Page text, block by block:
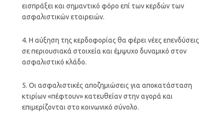
εισπράξει και σημαντικό φόρο επί των κερδών των
ασφαλιστικών εταιρειών.
4. Η αύξηση της κερδοφορίας θα φέρει νέες επενδύσεις
σε περιουσιακά στοιχεία και έμψυχο δυναμικό στον
ασφαλιστικό κλάδο.
5. Οι ασφαλιστικές αποζημιώσεις για αποκατάσταση
κτιρίων «πέφτουν» κατευθείαν στην αγορά και
επιμερίζονται στο κοινωνικό σύνολο.